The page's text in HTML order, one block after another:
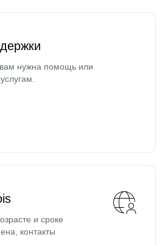
нужна помощь или
и сроке
контакты